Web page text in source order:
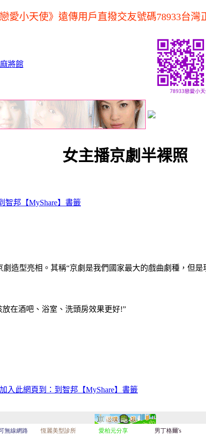
愛小天使》遠傳用戶直撥交友號碼78933台灣
女主播京劇半裸照
造型亮相。其稱“京劇是我們國家最大的戲曲劇種，但
在酒吧、浴室、洗頭房效果更好!”